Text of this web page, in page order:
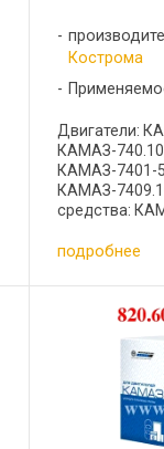
Кострома
Двигатели:
КАМАЗ-
КАМАЗ-7401-
КАМАЗ-
средства:
1002021 (ф) -
Кольцо ...
подробнее